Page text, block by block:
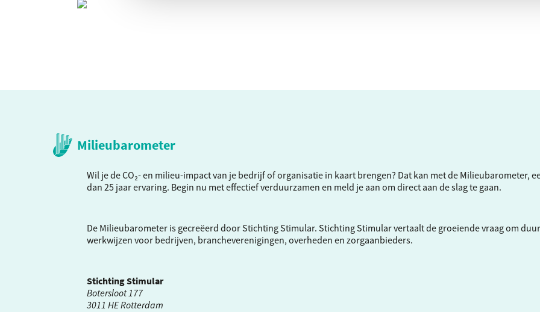
Milieubarometer
Wil je de CO₂- en milieu-impact van je bedrijf of organisatie in kaart brengen? Dat kan met de Milieubarometer,
dan 25 jaar ervaring. Begin nu met effectief verduurzamen en meld je aan om direct aan de slag te gaan.
De Milieubarometer is gecreëerd door Stichting Stimular. Stichting Stimularvertaalt de groeiende vraag om
werkwijzen voor bedrijven, brancheverenigingen, overheden en zorgaanbieders.
Stichting Stimular
Botersloot 177
3011 HE Rotterdam